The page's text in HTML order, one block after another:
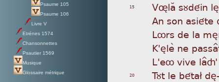
Psaume 105
Psaume 106
Livre V
Etrénes 1574
Chansonnettes
Psautier 1569
Musique
Glossaire métrique
15 VølaÂ sùdéin
An son asiéte
Lôrs de la
K'èleã ne
L'eô vive
20 Tùt le béta£